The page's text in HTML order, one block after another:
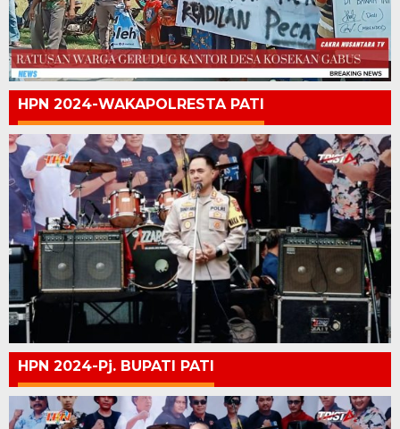
HPN 2024-WAKAPOLRESTA PATI
HPN 2024-Pj. BUPATI PATI